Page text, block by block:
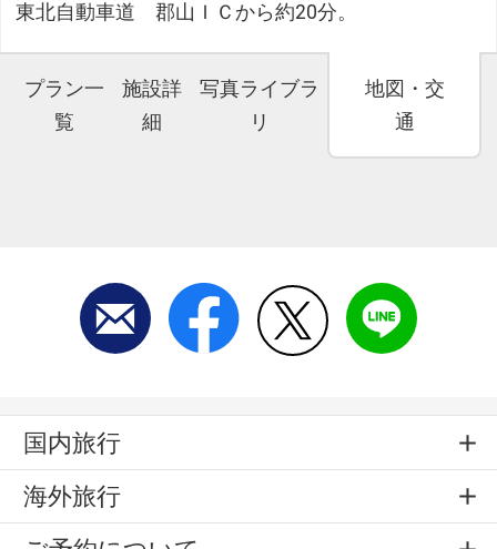
東北自動車道 郡山ＩＣから約20分。
プラン一
覧
施設詳
細
写真ライブラ
リ
地図・交
通
国内旅行
海外旅行